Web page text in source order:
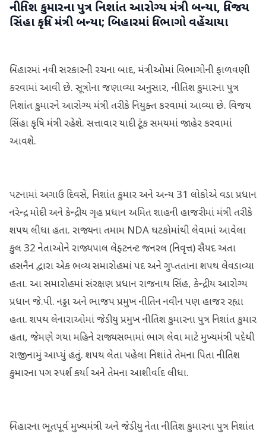
નીતિશ કુમારના પુત્ર નિશાંત આરોગ્ય મંત્રી બન્યા, વિજય
સિંહા કૃષિ મંત્રી બન્યા; બિહારમાં વિભાગો વહેંચાયા
બિહારમાં નવી સરકારની રચના બાદ, મંત્રીઓમાં વિભાગોની ફાળવણી
કરવામાં આવી છે. સૂત્રોના જણાવ્યા અનુસાર, નીતિશ કુમારના પુત્ર
નિશાંત કુમારને આરોગ્ય મંત્રી તરીકે નિયુક્ત કરવામાં આવ્યા છે. વિજય
સિંહા કૃષિ મંત્રી રહેશે. સત્તાવાર યાદી ટૂંક સમયમાં જાહેર કરવામાં
આવશે.
પટનામાં અગાઉ દિવસે, નિશાંત કુમાર અને અન્ય 31 લોકોએ વડા પ્રધાન
નરેન્દ્ર મોદી અને કેન્દ્રીય ગૃહ પ્રધાન અમિત શાહની હાજરીમાં મંત્રી તરીકે
શપથ લીધા હતા. રાજ્યના તમામ NDA ઘટકોમાંથી લેવામાં આવેલા
કુલ 32 નેતાઓને રાજ્યપાલ લેફ્ટનન્ટ જનરલ (નિવૃત્ત) સૈયદ અતા
હસનૈન દ્વારા એક ભવ્ય સમારોહમાં પદ અને ગુપ્તતાના શપથ લેવડાવ્યા
હતા. આ સમારોહમાં સંરક્ષણ પ્રધાન રાજનાથ સિંહ, કેન્દ્રીય આરોગ્ય
પ્રધાન જે.પી. નડ્ડા અને ભાજપ પ્રમુખ નીતિન નવીન પણ હાજર રહ્યા
હતા. શપથ લેનારાઓમાં જેડીયુ પ્રમુખ નીતિશ કુમારના પુત્ર નિશાંત કુમાર
હતા, જેમણે ગયા મહિને રાજ્યસભામાં ભાગ લેવા માટે મુખ્યમંત્રી પદેથી
રાજીનામું આપ્યું હતું. શપથ લેતા પહેલા નિશાંતે તેમના પિતા નીતિશ
કુમારના પગ સ્પર્શ કર્યા અને તેમના આશીર્વાદ લીધા.
બિહારના ભૂતપૂર્વ મુખ્યમંત્રી અને જેડીયુ નેતા નીતિશ કુમારના પુત્ર નિશાંત